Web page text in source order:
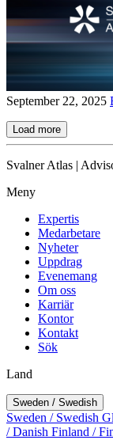
September 22, 2025
Load more
Svalner Atlas |
Meny
Expertis
Medarbetare
Nyheter
Uppdrag
Evenemang
Om oss
Karriär
Kontor
Kontakt
Sök
Land
Sweden / Swedish
Sweden / Swedish
/ Danish Finland /